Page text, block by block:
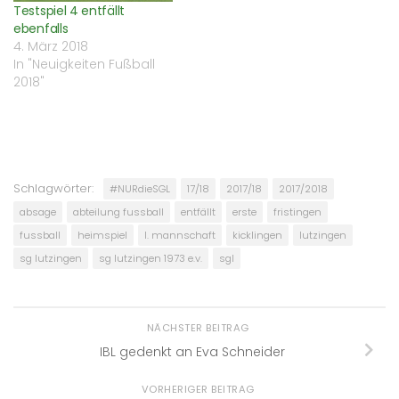
Testspiel 4 entfällt
ebenfalls
4. März 2018
In "Neuigkeiten Fußball
2018"
Schlagwörter: #NURdieSGL 17/18 2017/18
2017/2018
absage
abteilung fussball entfällt erste
fristingen
fussball
heimspiel I. mannschaft kicklingen
lutzingen
sg lutzingen
sg lutzingen 1973 e.v. sgl
NÄCHSTER BEITRAG
IBL gedenkt an Eva Schneider
VORHERIGER BEITRAG